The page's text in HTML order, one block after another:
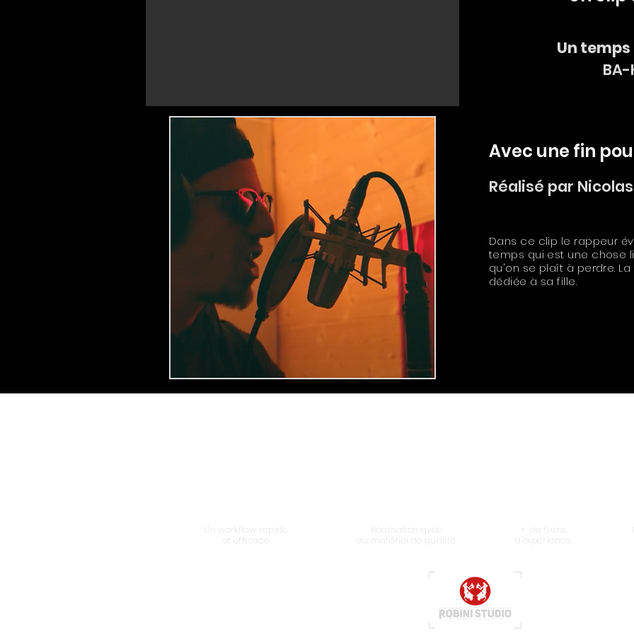
Un
BA-
Avec une fin
Réalisé par
Dans ce clip le rappeur
temps qui est une chose
qu'on se plaît à perdre. La
dédiée à sa fille.
Un workflow rapide
et efficace
Réalisation avec
du matériel de qualité
+ de 5 ans
d'expérience